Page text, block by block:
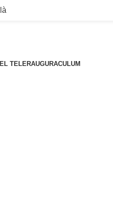
EL TELERAUGURACULUM